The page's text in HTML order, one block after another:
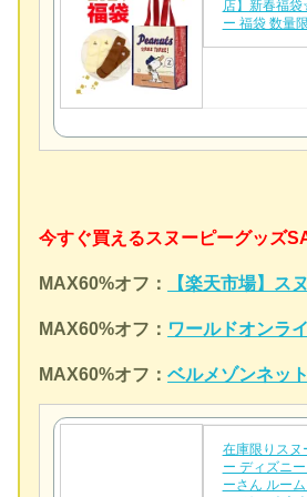
店】新春福
ー 福袋 数量
今すぐ買えるスヌーピーグッズ
MAX60%オフ： 【楽天市場】ス
MAX60%オフ： ワールドオンラ
MAX60%オフ：ベルメゾンネット
在庫限りスヌ
ー ディズニ
ーさん ルー